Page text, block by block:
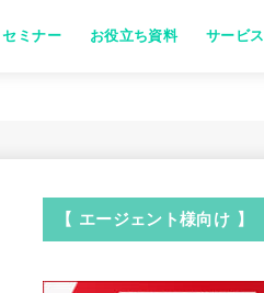
セミナー お役立ち資料 サービス
【 エージェント様向け 】